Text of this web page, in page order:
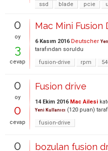
ssd
blade pcie
0
oy
3
cevap
Mac Mini Fusion
6 Kasım 2016 Deutscher
tarafından soruldu
fusion-drive
rpm
0
oy
0
cevap
Fusion drive
14 Ekim 2016 Mac Ailesi
Yeni Kullanıcı (120 puan)
fusion-drive
0
bozulan fusion